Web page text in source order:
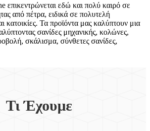
εδώ και πολύ καιρό σε
από πέτρα, ειδικά σε πολυτελή
κατοικίες. Τα προϊόντα μας καλύπτουν μια
σανίδες μηχανικής, κολώνες,
σκάλισμα, σύνθετες σανίδες,
Τι Έχουμε